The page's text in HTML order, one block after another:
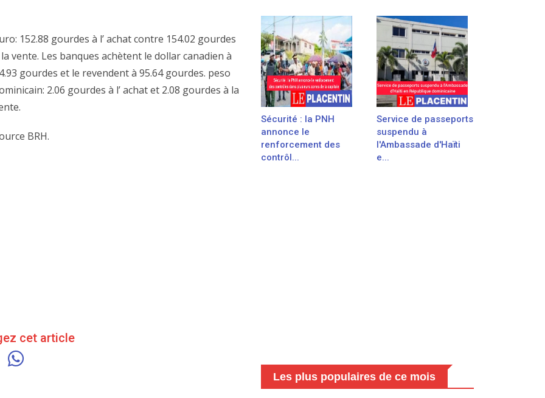
152.88 gourdes à l’ achat contre 154.02 gourdes
vente. Les banques achètent le dollar canadien à
gourdes et le revendent à 95.64 gourdes. peso
2.06 gourdes à l’ achat et 2.08 gourdes à la
BRH.
cet article
Sécurité : la PNH
annonce le
renforcement des
contrôl...
Service de passeports
suspendu à
l'Ambassade d'Haïti
e...
Les plus populaires de ce mois